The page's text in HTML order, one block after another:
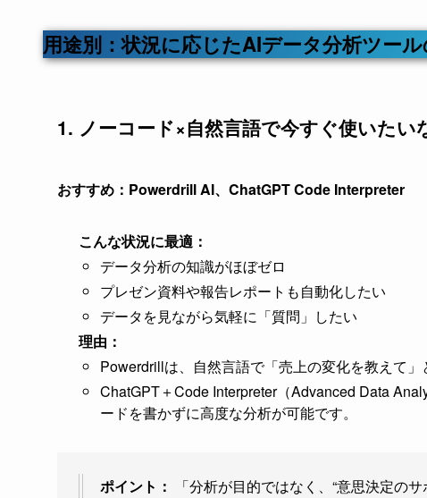
用途別：状況に応じたAIデータ分析ツー
1. ノーコード×自然言語で今すぐ使いたい
おすすめ：Powerdrill AI、ChatGPT Code Interpreter
こんな状況に最適：
データ分析の知識がほぼゼロ
プレゼン資料や報告レポートも自動化したい
データを見ながら気軽に「質問」したい
理由：
Powerdrillは、自然言語で「売上の変化を教えて
ChatGPT＋Code Interpreter（Advanced Data
ードを書かずに高度な分析が可能です。
ポイント： 「分析が目的ではなく、“意思決定の